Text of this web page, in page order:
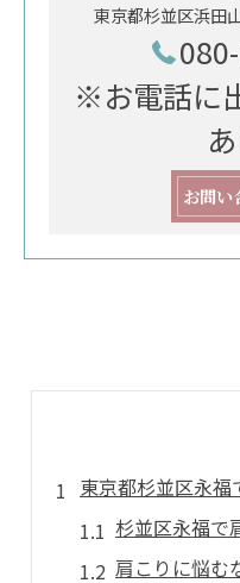
東京都杉並区浜田
※お電話に
お問い
東京都杉並区永
杉並区永福で
肩こりに悩む